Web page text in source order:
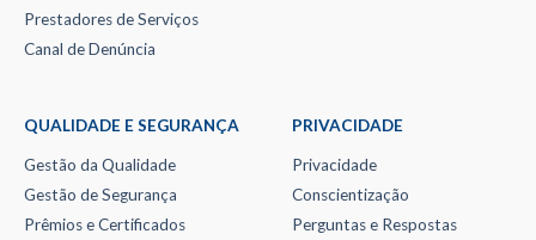
Prestadores de Serviços
Canal de Denúncia
QUALIDADE E SEGURANÇA
Gestão da Qualidade
Gestão de Segurança
Prêmios e Certificados
PRIVACIDADE
Privacidade
Conscientização
Perguntas e Respostas